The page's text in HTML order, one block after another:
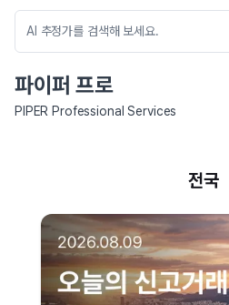
파이퍼 프로
PIPER Professional Services